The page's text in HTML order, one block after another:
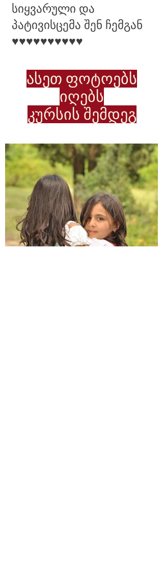
სიყვარული და
პატივისცემა შენ ჩემგან
♥️♥️♥️♥️♥️♥️♥️♥️♥️♥️
ასეთ ფოტოებს
იღებს
კურსის შემდეგ